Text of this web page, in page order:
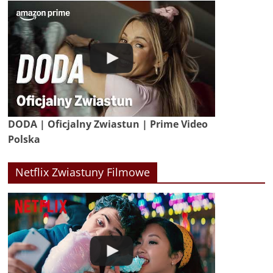
DODA | Oficjalny Zwiastun | Prime Video
Polska
Netflix Zwiastuny Filmowe